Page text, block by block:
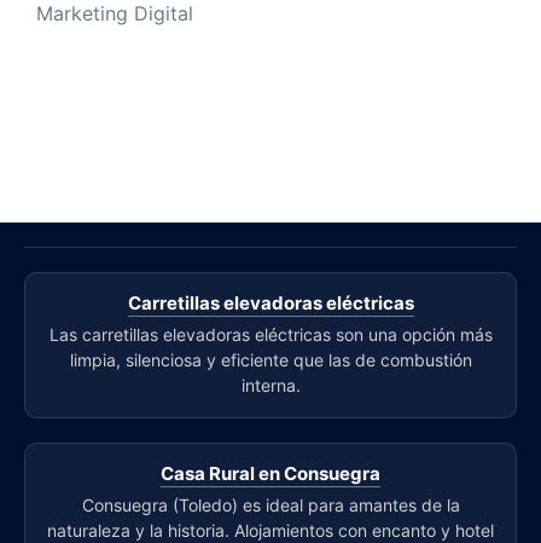
Marketing Digital
Carretillas elevadoras eléctricas
Las carretillas elevadoras eléctricas son una opción más
limpia, silenciosa y eficiente que las de combustión
interna.
Casa Rural en Consuegra
Consuegra (Toledo) es ideal para amantes de la
naturaleza y la historia. Alojamientos con encanto y hotel